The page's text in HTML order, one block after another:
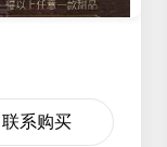
联系购买